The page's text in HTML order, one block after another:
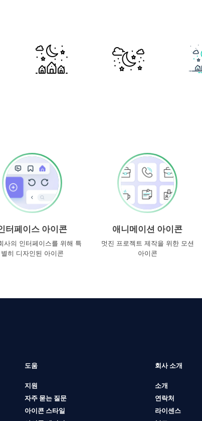
터페이스 아이콘
사의 인터페이스를 위해 특
별히 디자인된 아이콘
애니메이션 아이콘
멋진 프로젝트 제작을 위한 모션
아이콘
도움
지원
자주 묻는 질문
아이콘 스타일
회사 소개
소개
연락처
라이센스